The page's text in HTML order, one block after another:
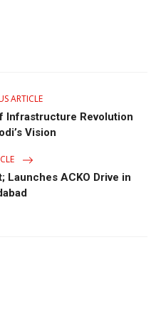
ARTICLE
Infrastructure Revolution
Vision
Launches ACKO Drive in